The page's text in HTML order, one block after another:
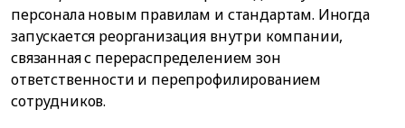
персонала новым правилам и стандартам. Иногда
запускается реорганизация внутри компании,
связанная с перераспределением зон
ответственности и перепрофилированием
сотрудников.